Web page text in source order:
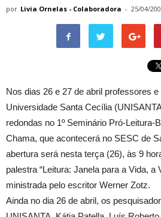
por Livia Ornelas - Colaboradora - 25/04/
Nos dias 26 e 27 de abril professores
Universidade Santa Cecília
redondas no 1º Seminário Pró-Leitura-
Chama, que acontecerá no SESC de
abertura será nesta terça (26), às 9
palestra “Leitura: Janela para a Vida, a
ministrada pelo escritor Werner Zotz.
Ainda no dia 26 de abril, os